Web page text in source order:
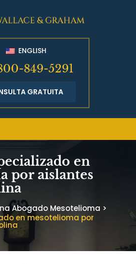
ENGLISH
849-5291
GRATUITA
en
por aislantes
Abogado Mesotelioma >
en mesotelioma por